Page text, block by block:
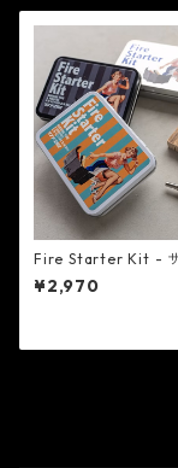
Fire Starter Kit - サ
務店
¥2,970